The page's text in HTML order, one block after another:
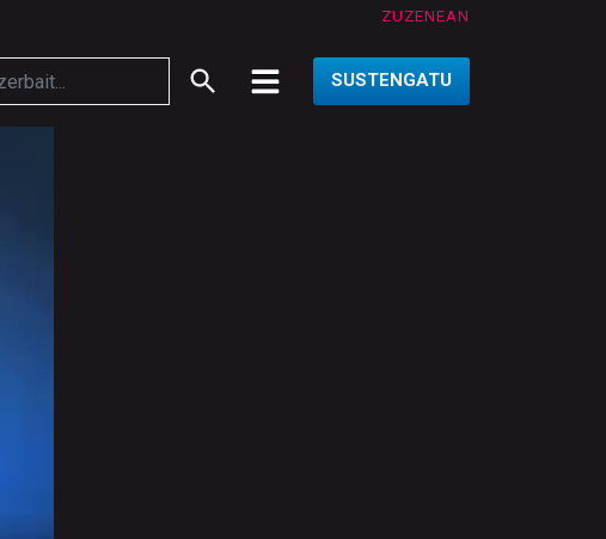
ZUZENEAN
SUSTENGATU